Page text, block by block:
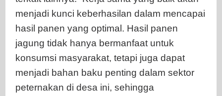
menjadi kunci keberhasilan dalam mencapai
hasil panen yang optimal. Hasil panen
jagung tidak hanya bermanfaat untuk
konsumsi masyarakat, tetapi juga dapat
menjadi bahan baku penting dalam sektor
peternakan di desa ini, sehingga